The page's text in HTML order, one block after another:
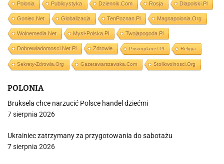
Polonia Publicystyka Dziennik.com Rosja Dlapolski.pl
Goniec.net Globalizacja TenPoznan.pl Magnapolonia.org
Wolnemedia.net Mysl-Polska.pl Twojapogoda.pl
Dobrewiadomosci.net.pl Zdrowie Prisonplanet.pl Religia
Sekrety-Zdrowia.org Gazetawarszawska.com Stolikwolnosci.org
POLONIA
Bruksela chce narzucić Polsce handel dziećmi
7 sierpnia 2026
Ukrainiec zatrzymany za przygotowania do sabotażu
7 sierpnia 2026